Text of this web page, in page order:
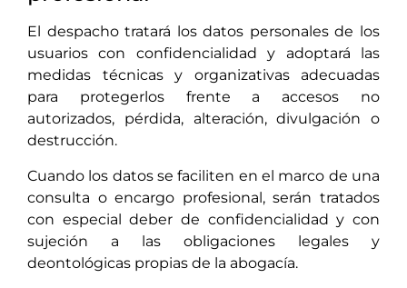
El despacho tratará los datos personales de los
usuarios con confidencialidad y adoptará las
medidas técnicas y organizativas adecuadas
para protegerlos frente a accesos no
autorizados, pérdida, alteración, divulgación o
destrucción.
Cuando los datos se faciliten en el marco de una
consulta o encargo profesional, serán tratados
con especial deber de confidencialidad y con
sujeción a las obligaciones legales y
deontológicas propias de la abogacía.